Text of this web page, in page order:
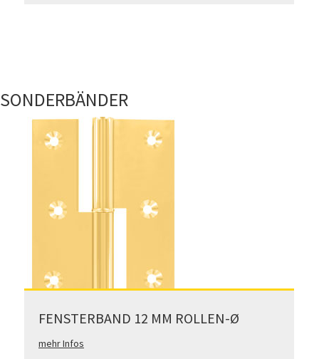
SONDERBÄNDER
FENSTERBAND 12 MM ROLLEN-Ø
mehr Infos